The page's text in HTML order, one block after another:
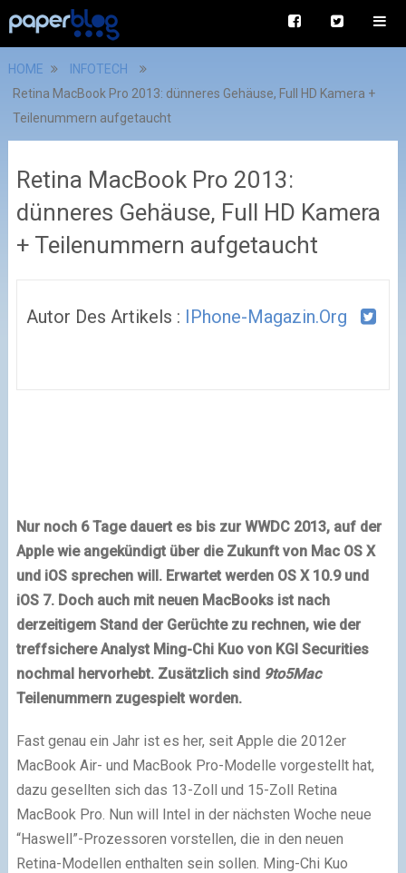
HOME
INFOTECH
Retina MacBook Pro 2013: dünneres Gehäuse, Full HD Kamera +
Teilenummern aufgetaucht
Retina MacBook Pro 2013:
dünneres Gehäuse, Full HD Kamera
+ Teilenummern aufgetaucht
Autor Des Artikels : IPhone-Magazin.org
Nur noch 6 Tage dauert es bis zur WWDC 2013, auf der
Applewie angekündigt über die Zukunft von Mac OS X
und iOS sprechen will. Erwartet werden OS X 10.9 und
iOS 7. Doch auch mit neuen MacBooks ist nach
derzeitigem Stand der Gerüchte zu rechnen, wie der
treffsichere Analyst Ming-Chi Kuo von KGI Securities
nochmal hervorhebt. Zusätzlich sind 9to5Mac
Teilenummern zugespielt worden.
Fast genau ein Jahr ist es her, seit Apple die 2012er
MacBook Air- und MacBook Pro-Modelle vorgestellt hat,
dazu gesellten sich das 13-Zoll und 15-Zoll Retina
MacBook Pro. Nun will Intel in der nächsten Woche neue
“Haswell”-Prozessoren vorstellen, die in den neuen
Retina-Modellen enthalten sein sollen. Ming-Chi Kuo